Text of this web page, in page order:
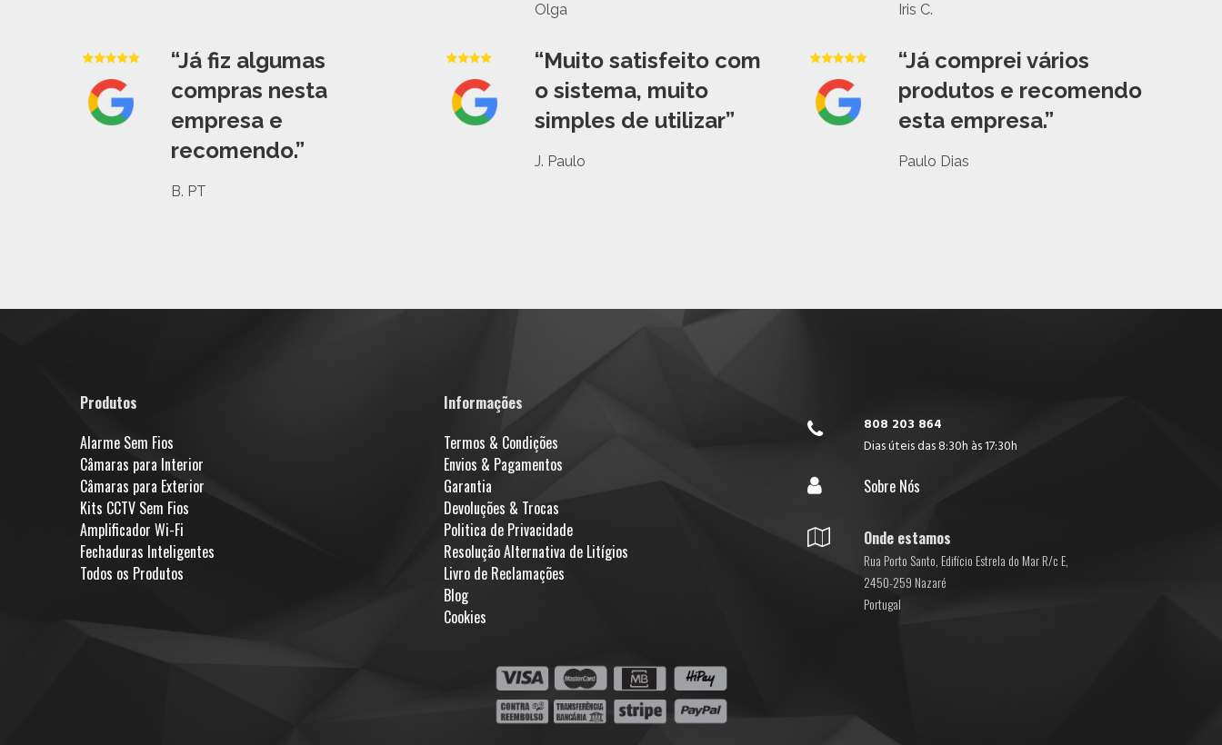
Olga Iris C.
“Já fiz algumas
compras nesta
empresa e
recomendo.”
B. PT
“Muito satisfeito com
o sistema, muito
simples de utilizar”
J. Paulo
“Já comprei vários
produtos e recomendo
esta empresa.”
Paulo Dias
Produtos
Alarme Sem Fios
Câmaras para Interior
Câmaras para Exterior
Kits CCTV Sem Fios
Amplificador Wi-Fi
Fechaduras Inteligentes
Todos os Produtos
Informações
Termos & Condições
Envios & Pagamentos
Garantia
Devoluções & Trocas
Politica de Privacidade
Resolução Alternativa de Litígios
Livro de Reclamações
Blog
Cookies

808 203 864
Dias úteis das 8:30h às 17:30h
 Sobre Nós
 Onde estamos
Rua Porto Santo, Edifício Estrela do Mar R/c E,
2450-259 Nazaré
Portugal